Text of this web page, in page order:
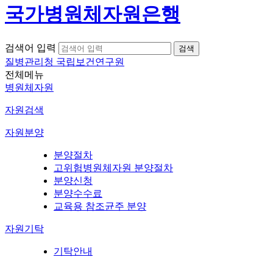
국가병원체자원은행
검색어 입력
질병관리청 국립보건연구원
전체메뉴
병원체자원
자원검색
자원분양
분양절차
고위험병원체자원 분양절차
분양신청
분양수수료
교육용 참조균주 분양
자원기탁
기탁안내